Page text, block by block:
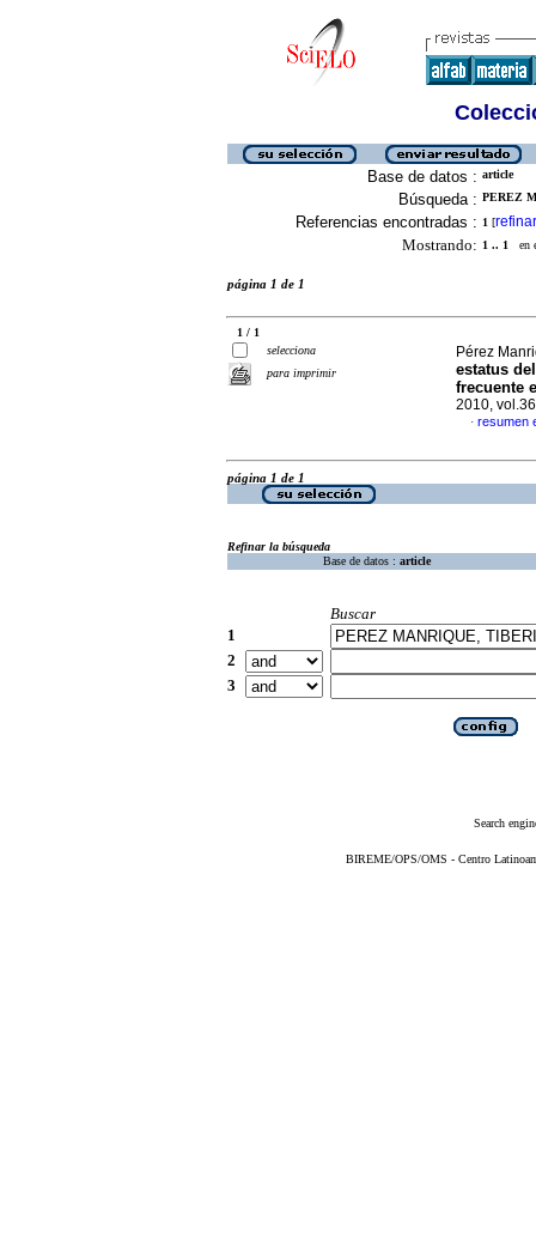
Base de datos : article
Búsqueda : PEREZ
Referencias encontradas : 1 [refinar
Mostrando: 1 .. 1 en
página 1 de 1
1 / 1
selecciona
para imprimir
Pérez
estatus
frecuente
2010,
· resumen
página 1 de 1
Refinar la búsqueda
Base de datos : article
Buscar
1
2
3
Search
BIREME/OPS/OMS - Centro